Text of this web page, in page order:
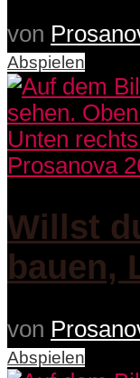
von
Abspielen
Prosanova
Willst
bauen,
von
Abspielen